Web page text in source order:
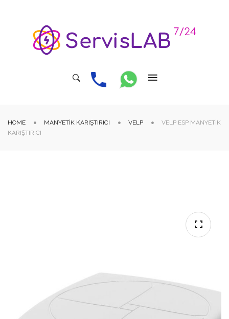
HOME MANYETIK KARIŞTIRICI VELP
VELP ESP MANYETIK
KARIŞTIRICI